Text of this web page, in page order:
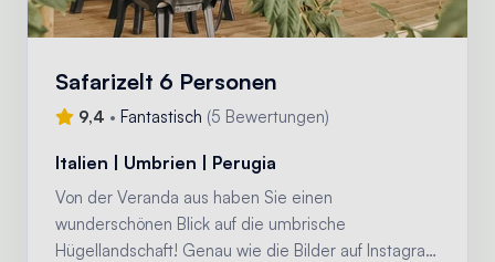
Safarizelt 6 Personen
9,4 • Fantastisch (5 Bewertungen)
Italien | Umbrien | Perugia
Von der Veranda aus haben Sie einen
wunderschönen Blick auf die umbrische
Hügellandschaft! Genau wie die Bilder auf Instagram